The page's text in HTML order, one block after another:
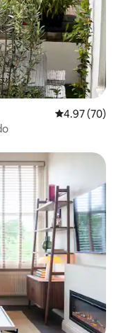
Calificación
4.97 (70)